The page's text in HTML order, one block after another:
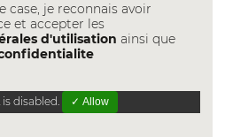
case, je reconnais avoir
et accepter les
d'utilisation ainsi que
is disabled. ✓ Allow